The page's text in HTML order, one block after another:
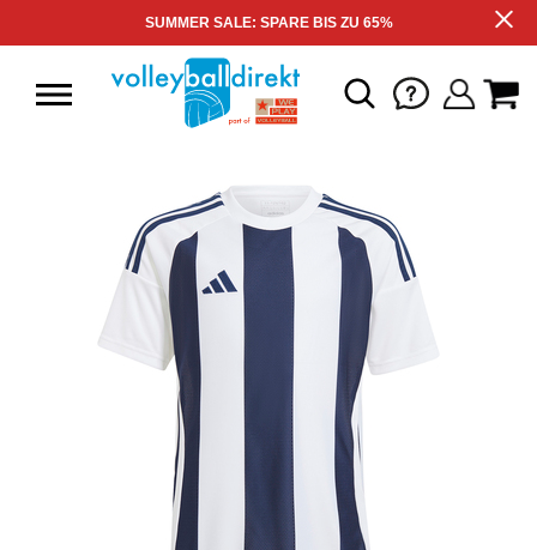
SUMMER SALE: SPARE BIS ZU 65%